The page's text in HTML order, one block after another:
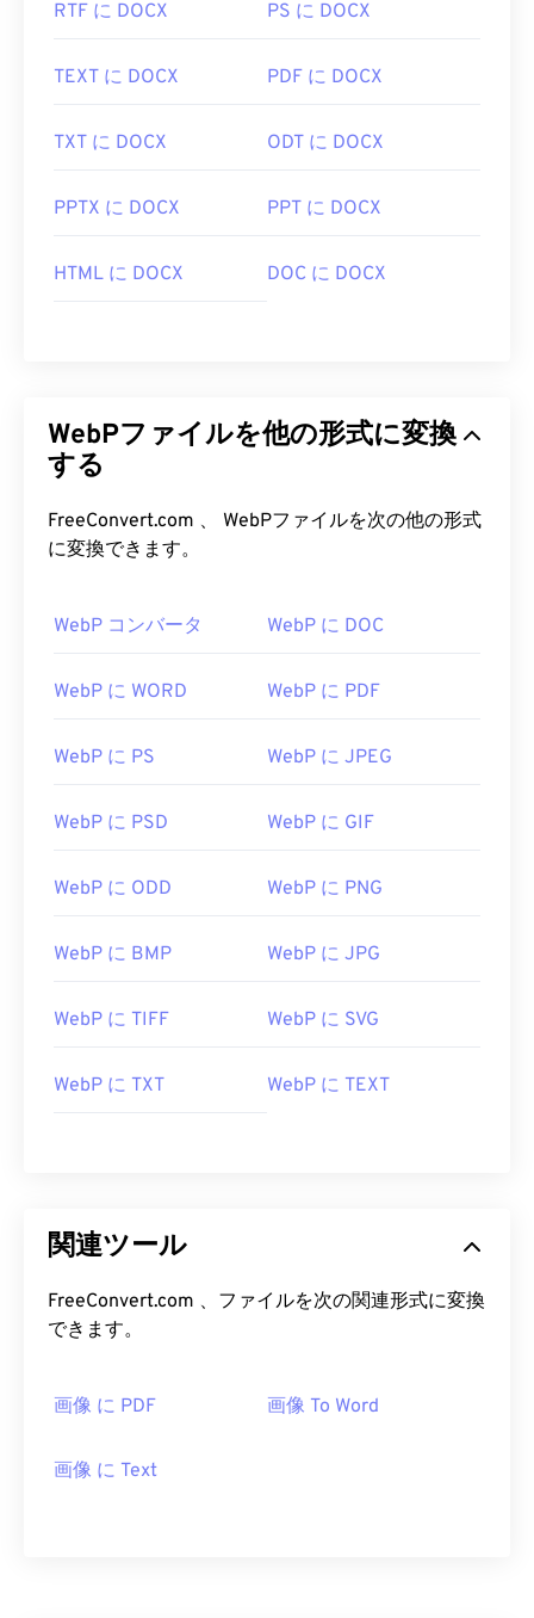
カラーピッカー
を使用してWebP画像から色を選択
RTF に DOCX PS に DOCX
TEXT に DOCX PDF に DOCX
TXT に DOCX ODT に DOCX
PPTX に DOCX PPT に DOCX
HTML に DOCX DOC に DOCX
WebPファイルを他の形式に変換
する
FreeConvert.com 、 WebPファイルを次の他の形式
に変換できます。
WebP コンバータ WebP に DOC
WebP に WORD WebP に PDF
WebP に PS WebP に JPEG
WebP に PSD WebP に GIF
WebP に ODD WebP に PNG
WebP に BMP WebP に JPG
WebP に TIFF WebP に SVG
WebP に TXT WebP に TEXT
関連ツール
FreeConvert.com 、ファイルを次の関連形式に変換
できます。
画像 に PDF 画像 To Word
画像 に Text